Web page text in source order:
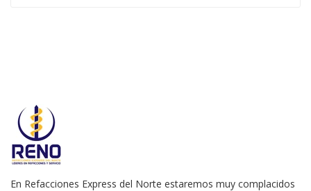
En Refacciones Express del Norte estaremos muy complacidos